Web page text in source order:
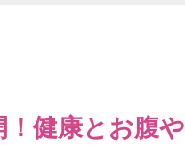
！健康とお腹